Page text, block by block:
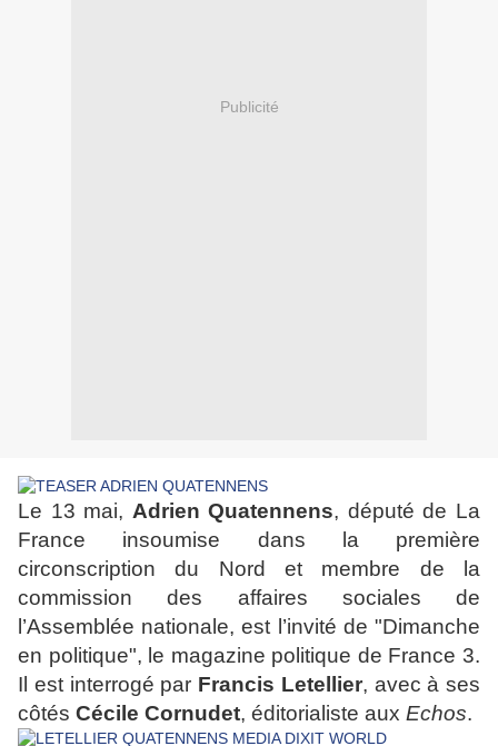
Publicité
Le 13 mai, Adrien Quatennens, député de La
France insoumise dans la première
circonscription du Nord et membre de la
commission des affaires sociales de
l’Assemblée nationale, est l’invité de "Dimanche
en politique", le magazine politique de France 3.
Il est interrogé par Francis Letellier, avec à ses
côtés Cécile Cornudet, éditorialiste aux Echos.